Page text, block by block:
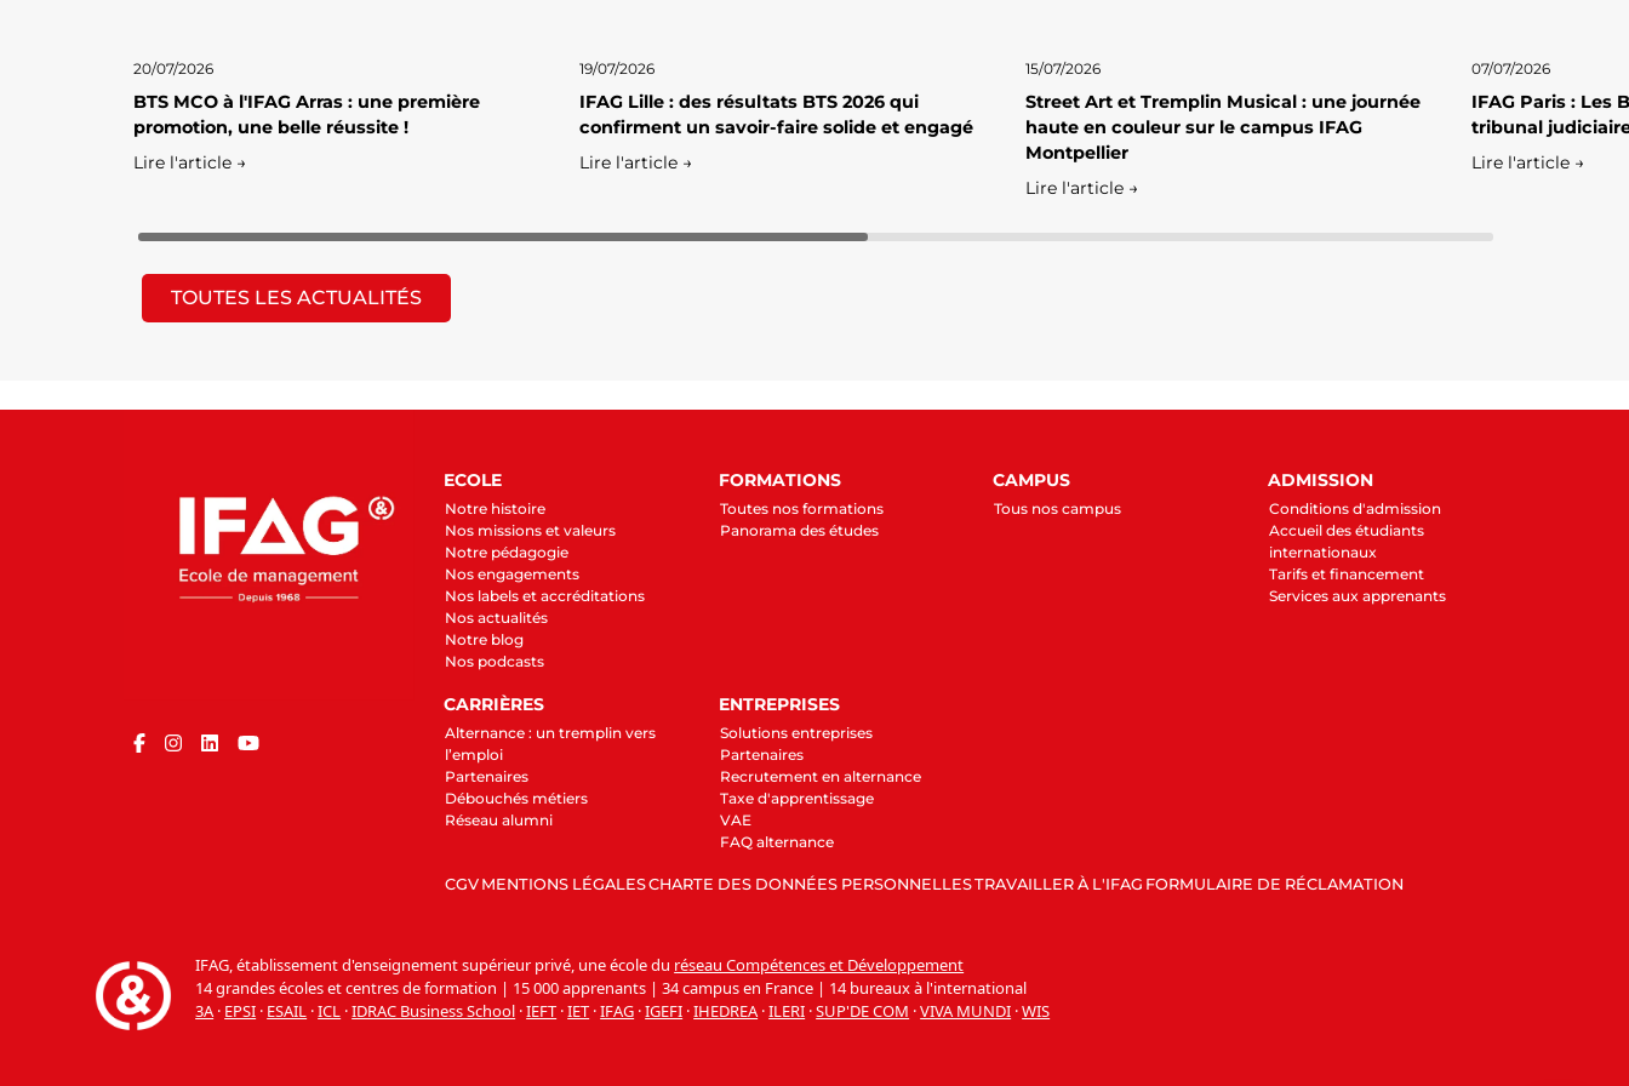
20/07/2026
BTS MCO à l'IFAG Arras : une première
promotion, une belle réussite !
Lire l'article →
19/07/2026
IFAG Lille : des résultats BTS 2026 qui
confirment un savoir-faire solide et engagé
Lire l'article →
15/07/2026
Street Art et Tremplin Musical : une journée
haute en couleur sur le campus IFAG
Montpellier
Lire l'article →
07/07/2026
IFAG Paris : Les
tribunal
Lire l'article →
TOUTES LES ACTUALITÉS
ECOLE
Notre histoire
Nos missions et valeurs
Notre pédagogie
Nos engagements
Nos labels et accréditations
Nos actualités
Notre blog
Nos podcasts
FORMATIONS
Toutes nos formations
Panorama des études
CAMPUS
Tous nos campus
ADMISSION
Conditions d'admission
Accueil des étudiants
internationaux
Tarifs et financement
Services aux apprenants
CARRIÈRES
Alternance : un tremplin vers
l’emploi
Partenaires
Débouchés métiers
Réseau alumni
ENTREPRISES
Solutions entreprises
Partenaires
Recrutement en alternance
Taxe d'apprentissage
VAE
FAQ alternance
CGV MENTIONS LÉGALESCHARTE DES DONNÉES PERSONNELLESTRAVAILLER À L'IFAG FORMULAIRE DE RÉCLAMATION